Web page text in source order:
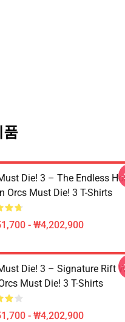
품
Die! 3 – The Endless
Orcs Must Die! 3 T-Shirts
- ₩4,202,900
Die! 3 – Signature Rift
Must Die! 3 T-Shirts
- ₩4,202,900